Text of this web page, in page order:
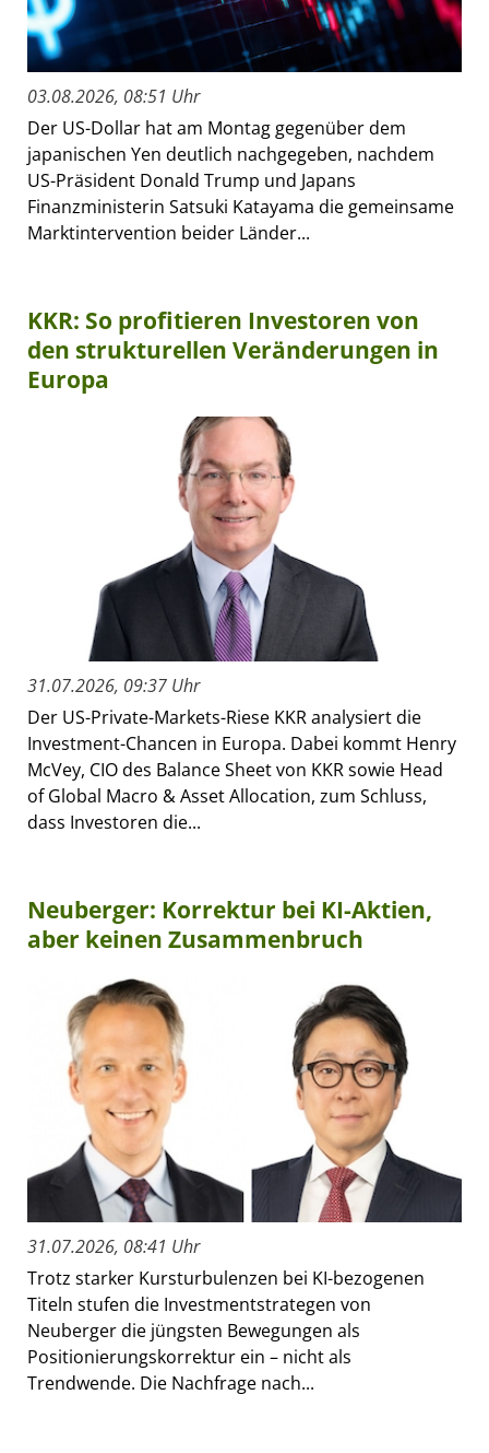
03.08.2026, 08:51 Uhr
Der US-Dollar hat am Montag gegenüber dem
japanischen Yen deutlich nachgegeben, nachdem
US-Präsident Donald Trump und Japans
Finanzministerin Satsuki Katayama die gemeinsame
Marktintervention beider Länder...
KKR: So profitieren Investoren von
den strukturellen Veränderungen in
Europa
31.07.2026, 09:37 Uhr
Der US-Private-Markets-Riese KKR analysiert die
Investment-Chancen in Europa. Dabei kommt Henry
McVey, CIO des Balance Sheet von KKR sowie Head
of Global Macro & Asset Allocation, zum Schluss,
dass Investoren die...
Neuberger: Korrektur bei KI-Aktien,
aber keinen Zusammenbruch
31.07.2026, 08:41 Uhr
Trotz starker Kursturbulenzen bei KI-bezogenen
Titeln stufen die Investmentstrategen von
Neuberger die jüngsten Bewegungen als
Positionierungskorrektur ein – nicht als
Trendwende. Die Nachfrage nach...